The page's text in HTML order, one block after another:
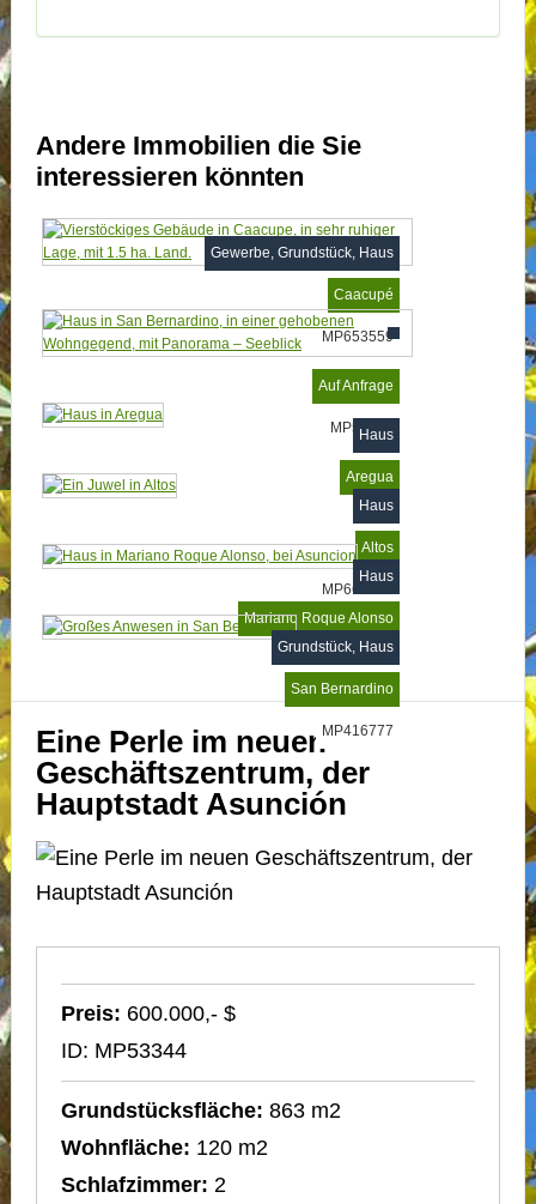
Andere Immobilien die Sie
interessieren könnten
Gewerbe, Grundstück, Haus
Caacupé
MP653559
Auf Anfrage
MP53352
Haus
Aregua
Haus
Altos
MP660921
Haus
Mariano Roque Alonso
Grundstück, Haus
San Bernardino
MP416777
Eine Perle im neuen
Geschäftszentrum, der
Hauptstadt Asunción
Preis: 600.000,- $
ID: MP53344
Grundstücksfläche: 863 m2
Wohnfläche: 120 m2
Schlafzimmer: 2